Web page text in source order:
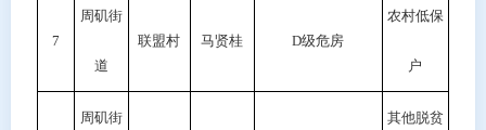
7
周矶街
道
联盟村 马贤桂 D级危房
农村低保
户
周矶街 其他脱贫